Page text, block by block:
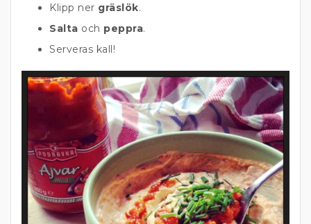
Klipp ner gräslök.
Salta och peppra.
Serveras kall!